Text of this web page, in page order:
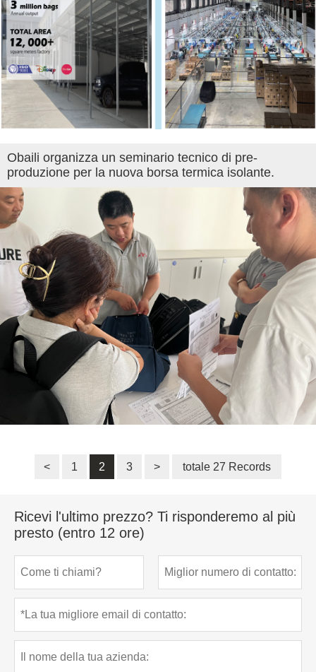
Obaili organizza un seminario tecnico di pre-
produzione per la nuova borsa termica isolante.
< 1 2 3 > totale 27 Records
Ricevi l'ultimo prezzo? Ti risponderemo al più
presto (entro 12 ore)